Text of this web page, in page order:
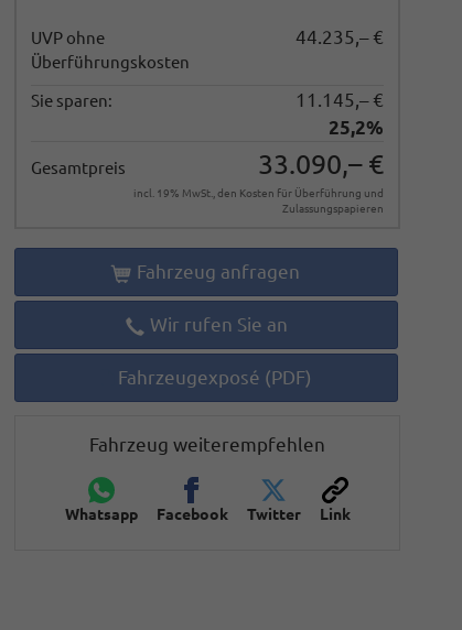
UVP ohne
Überführungskosten
44.235,– €
Sie sparen:
11.145,– €
25,2%
Gesamtpreis 33.090,– €
incl. 19% MwSt., den Kosten für Überführung und
Zulassungspapieren
Fahrzeug anfragen
Wir rufen Sie an
Fahrzeugexposé (PDF)
Fahrzeug weiterempfehlen
Whatsapp Facebook Twitter Link